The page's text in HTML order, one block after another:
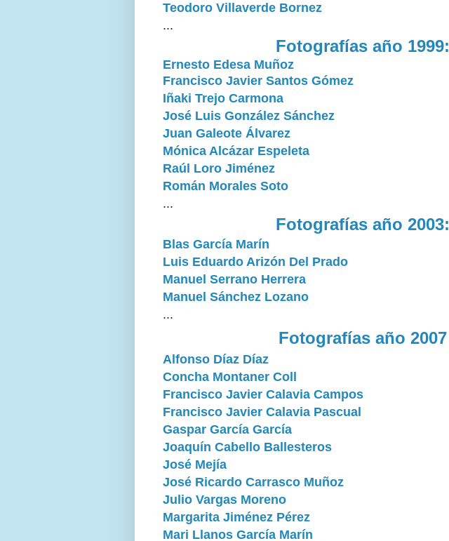
Teodoro Villaverde Bornez
...
Fotografías año 1999:
Ernesto Edesa Muñoz
Francisco Javier Santos Gómez
Iñaki Trejo Carmona
José Luis González Sánchez
Juan Galeote Álvarez
Mónica Alcázar Espeleta
Raúl Loro Jiménez
Román Morales Soto
...
Fotografías año 2003:
Blas García Marín
Luis Eduardo Arizón Del Prado
Manuel Serrano Herrera
Manuel Sánchez Lozano
...
Fotografías año 2007
Alfonso Díaz Díaz
Concha Montaner Coll
Francisco Javier Calavia Campos
Francisco Javier Calavia Pascual
Gaspar García García
Joaquín Cabello Ballesteros
José Mejía
José Ricardo Carrasco Muñoz
Julio Vargas Moreno
Margarita Jiménez Pérez
Mari Llanos García Marín